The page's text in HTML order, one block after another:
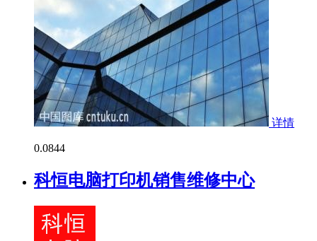
详情
0.0844
科恒电脑打印机销售维修中心